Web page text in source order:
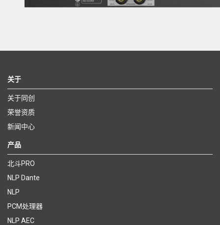
关于
关于同创
荣誉资质
新闻中心
产品
北斗PRO
NLP Dante
NLP
PCM处理器
NLP AEC